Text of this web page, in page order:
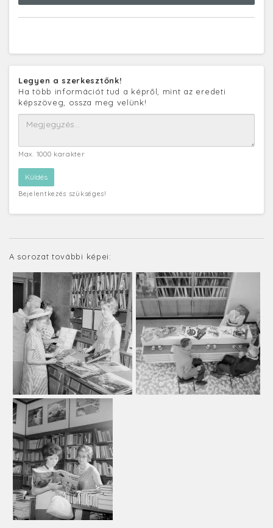
Legyen a szerkesztőnk!
Ha több információt tud a képről, mint az eredeti
képszöveg, ossza meg velünk!
Max. 1000 karakter
Bejelentkezés szükséges!
A sorozat további képei: